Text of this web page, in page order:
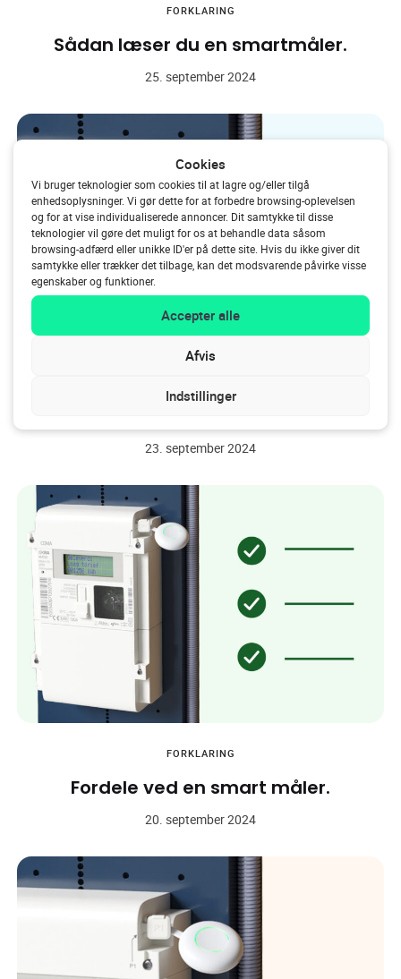
Cookies
Vi bruger teknologier som cookies til at lagre og/eller tilgå
enhedsoplysninger. Vi gør dette for at forbedre browsing-oplevelsen
og for at vise individualiserede annoncer. Dit samtykke til disse
teknologier vil gøre det muligt for os at behandle data såsom
browsing-adfærd eller unikke ID'er på dette site. Hvis du ikke giver dit
samtykke eller trækker det tilbage, kan det modsvarende påvirke visse
egenskaber og funktioner.
Accepter alle
Afvis
Indstillinger
FORKLARING
Sådan læser du en smartmåler.
25. september 2024
23. september 2024
FORKLARING
Fordele ved en smart måler.
20. september 2024